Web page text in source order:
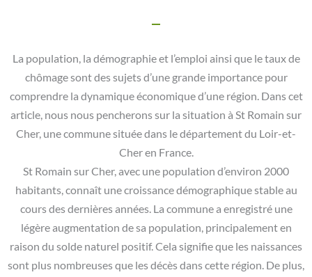
La population, la démographie et l’emploi ainsi que le taux de
chômage sont des sujets d’une grande importance pour
comprendre la dynamique économique d’une région. Dans cet
article, nous nous pencherons sur la situation à St Romain sur
Cher, une commune située dans le département du Loir-et-
Cher en France.
St Romain sur Cher, avec une population d’environ 2000
habitants, connaît une croissance démographique stable au
cours des dernières années. La commune a enregistré une
légère augmentation de sa population, principalement en
raison du solde naturel positif. Cela signifie que les naissances
sont plus nombreuses que les décès dans cette région. De plus,